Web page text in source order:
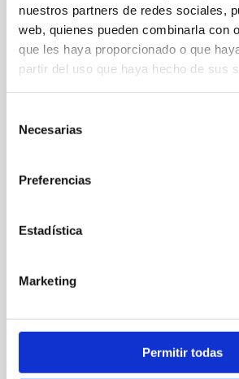
nuestros partners de redes sociales,
web, quienes pueden combinarla con
que les haya proporcionado o que
partir del uso que haya hecho de sus
Necesarias
Preferencias
Estadística
Marketing
Permitir todas
FAVORITOS
617 065 893